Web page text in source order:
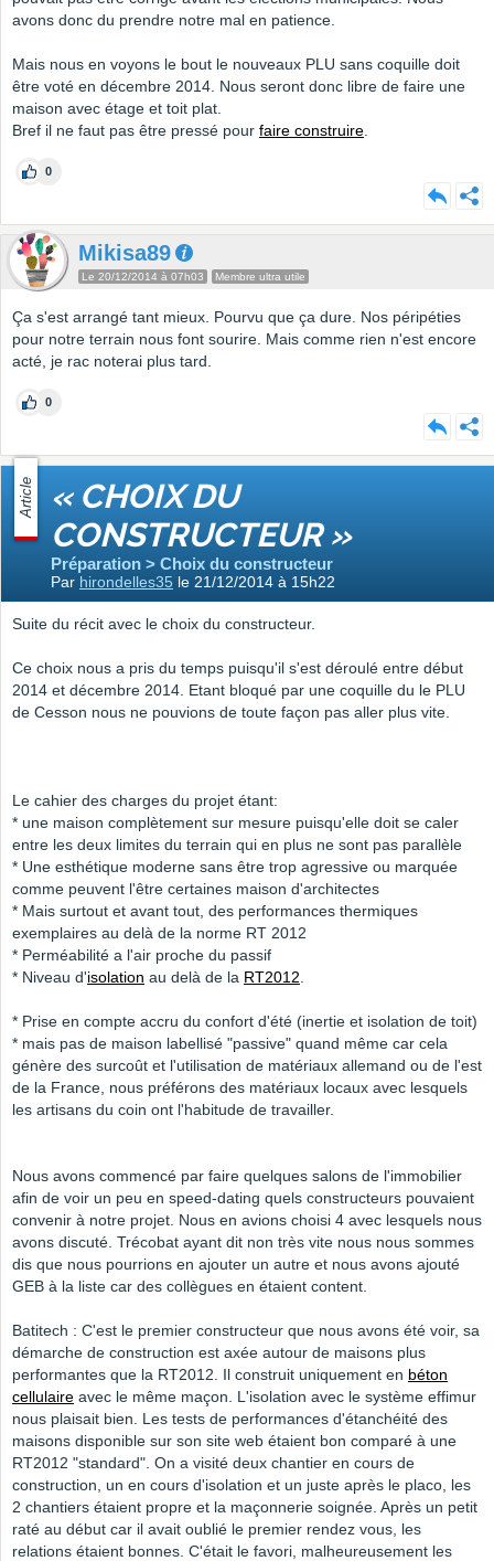
avons donc du prendre notre mal en patience.
Mais nous en voyons le bout le nouveaux PLU sans coquille doit
être voté en décembre 2014. Nous seront donc libre de faire une
maison avec étage et toit plat.
Bref il ne faut pas être pressé pour faire construire.
0
Mikisa89
Le 20/12/2014 à 07h03 Membre ultra utile
Ça s'est arrangé tant mieux. Pourvu que ça dure. Nos péripéties
pour notre terrain nous font sourire. Mais comme rien n'est encore
acté, je rac noterai plus tard.
0
Article « CHOIX DU
CONSTRUCTEUR »
Préparation > Choix du constructeur
Par hirondelles35 le 21/12/2014 à 15h22
Suite du récit avec le choix du constructeur.
Ce choix nous a pris du temps puisqu'il s'est déroulé entre début
2014 et décembre 2014. Etant bloqué par une coquille du le PLU
de Cesson nous ne pouvions de toute façon pas aller plus vite.
Le cahier des charges du projet étant:
* une maison complètement sur mesure puisqu'elle doit se caler
entre les deux limites du terrain qui en plus ne sont pas parallèle
* Une esthétique moderne sans être trop agressive ou marquée
comme peuvent l'être certaines maison d'architectes
* Mais surtout et avant tout, des performances thermiques
exemplaires au delà de la norme RT 2012
* Perméabilité a l'air proche du passif
* Niveau d'isolation au delà de la RT2012.
* Prise en compte accru du confort d'été (inertie et isolation de toit)
* mais pas de maison labellisé "passive" quand même car cela
génère des surcoût et l'utilisation de matériaux allemand ou de l'est
de la France, nous préférons des matériaux locaux avec lesquels
les artisans du coin ont l'habitude de travailler.
Nous avons commencé par faire quelques salons de l'immobilier
afin de voir un peu en speed-dating quels constructeurs pouvaient
convenir à notre projet. Nous en avions choisi 4 avec lesquels nous
avons discuté. Trécobat ayant dit non très vite nous nous sommes
dis que nous pourrions en ajouter un autre et nous avons ajouté
GEB à la liste car des collègues en étaient content.
Batitech : C'est le premier constructeur que nous avons été voir, sa
démarche de construction est axée autour de maisons plus
performantes que la RT2012. Il construit uniquement en béton
cellulaire avec le même maçon. L'isolation avec le système effimur
nous plaisait bien. Les tests de performances d'étanchéité des
maisons disponible sur son site web étaient bon comparé à une
RT2012 "standard". On a visité deux chantier en cours de
construction, un en cours d'isolation et un juste après le placo, les
2 chantiers étaient propre et la maçonnerie soignée. Après un petit
raté au début car il avait oublié le premier rendez vous, les
relations étaient bonnes. C'était le favori, malheureusement les